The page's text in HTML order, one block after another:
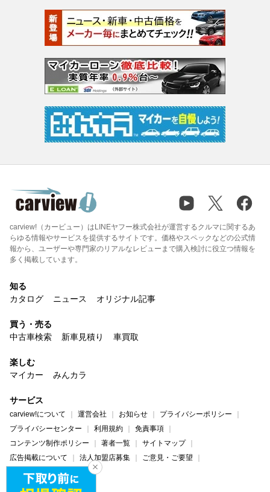
carview!（カービュー）はLINEヤフー株式会社が運営するクルマに関するあ
らゆる情報やサービスを提供するサイトです。価格やスペックなどの公式情
報から、ユーザーや専門家のリアルなレビューまで購入検討に役立つ情報を
多く掲載しています。
知る
カタログ
ニュース オリジナル記事
買う・売る
中古車検索
新車見積り 車買取
楽しむ
マイカー
みんカラ
サービス
carview!について 運営会社 お知らせ
プライバシーポリシー
プライバシーセンター
利用規約
免責事項
コンテンツ制作ポリシー
著者一覧
サイトマップ
広告掲載について
法人加盟店募集
ご意見・ご要望
ヘルプ・お問い合わせ